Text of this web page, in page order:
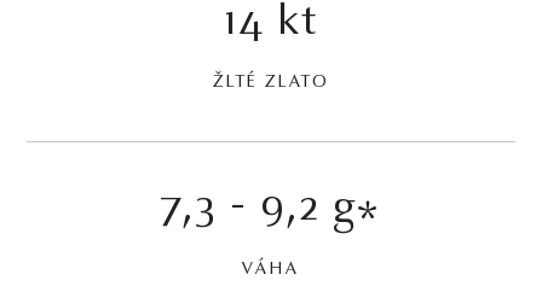
14 kt
ŽLTÉ ZLATO
7,3 - 9,2 g*
VÁHA